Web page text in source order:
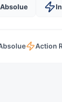
Action